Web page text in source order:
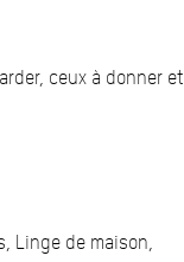
ceux à donner et
Linge de maison,